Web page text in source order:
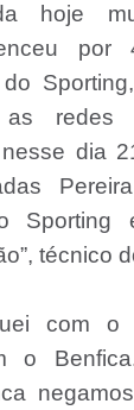
hoje
do
redes
dia
Sporting
técnico
com o
o